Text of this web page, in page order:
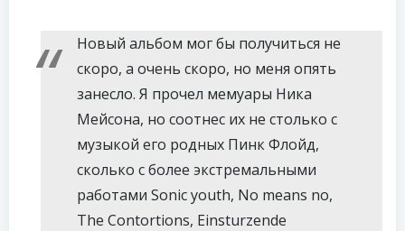
Новый альбом мог бы получиться не
скоро, а очень скоро, но меня опять
занесло. Я прочел мемуары Ника
Мейсона, но соотнес их не столько с
музыкой его родных Пинк Флойд,
сколько с более экстремальными
работами Sonic youth, No means no,
The Contortions, Einsturzende